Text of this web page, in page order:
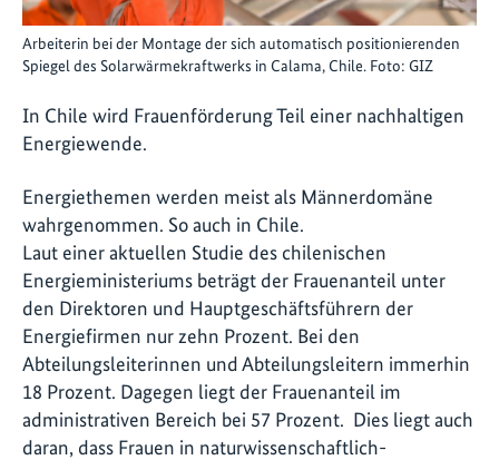
Arbeiterin bei der Montage der sich automatisch positionierenden
Spiegel des Solarwärmekraftwerks in Calama, Chile. Foto: GIZ
In Chile wird Frauenförderung Teil einer nachhaltigen
Energiewende.
Energiethemen werden meist als Männerdomäne
wahrgenommen. So auch in Chile.
Laut einer aktuellen Studie des chilenischen
Energieministeriums beträgt der Frauenanteil unter
den Direktoren und Hauptgeschäftsführern der
Energiefirmen nur zehn Prozent. Bei den
Abteilungsleiterinnen und Abteilungsleitern immerhin
18 Prozent. Dagegen liegt der Frauenanteil im
administrativen Bereich bei 57 Prozent. Dies liegt auch
daran, dass Frauen in naturwissenschaftlich-